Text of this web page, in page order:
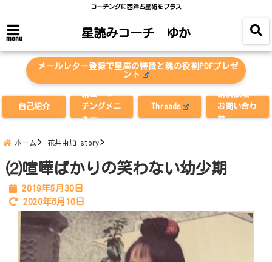
コーチングに西洋占星術をプラス
menu 星読みコーチ ゆか
メールレター登録で星座の特徴と魂の役割PDFプレゼ
ント
自己紹介
講座・コー
チングメニ
ュー
Threads
講演依頼・
お問い合わ
せ
ホーム 花井由加 story
⑵喧嘩ばかりの笑わない幼少期
2019年5月30日
2020年6月10日